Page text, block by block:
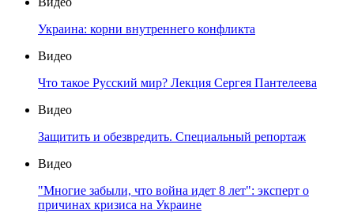
Украина: корни внутреннего конфликта
Видео
Что такое Русский мир? Лекция Сергея Пантелеева
Видео
Защитить и обезвредить. Специальный репортаж
Видео
"Многие забыли, что война идет 8 лет": эксперт о
причинах кризиса на Украине